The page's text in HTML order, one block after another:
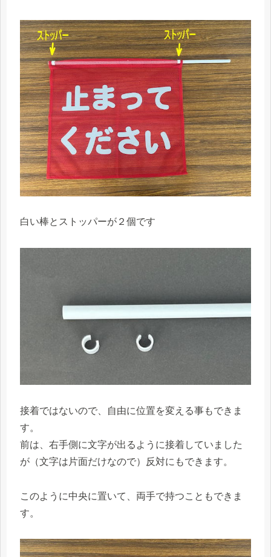
白い棒とストッパーが２個です
接着ではないので、自由に位置を変える事もできま
す。
前は、右手側に文字が出るように接着していました
が（文字は片面だけなので）反対にもできます。
このように中央に置いて、両手で持つこともできま
す。